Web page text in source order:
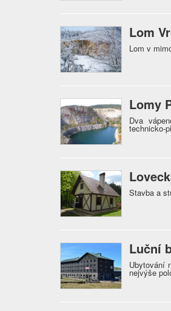
Lom
Lom v
Lomy
Dva
technicko-
Stavba a
Luční
Ubytování
nejvýše